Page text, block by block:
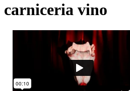
carniceria vino